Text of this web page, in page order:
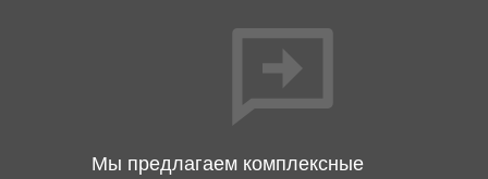
Мы предлагаем комплексные